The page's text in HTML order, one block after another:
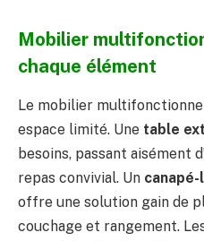
Mobilier
chaque élément
Le mobilier
espace limité. Une table
besoins, passant aisément
repas convivial. Un
offre une solution gain de
couchage et rangement.